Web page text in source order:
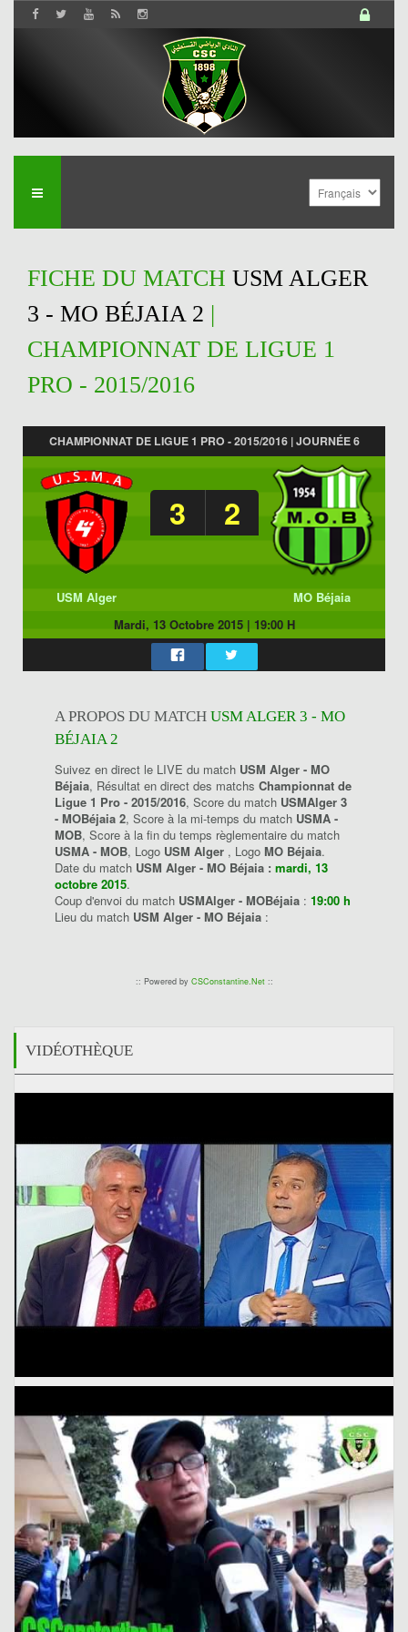
FICHE DU MATCH USM ALGER
3 - MO BÉJAIA 2 |
CHAMPIONNAT DE LIGUE 1
PRO - 2015/2016
CHAMPIONNAT DE LIGUE 1 PRO - 2015/2016 | JOURNÉE 6
3 2
USM Alger
MO Béjaia
Mardi, 13 Octobre 2015| 19:00 H
A PROPOS DU MATCH USM ALGER 3 - MO
BÉJAIA 2
Suivez en direct le LIVE du match USM Alger - MO
Béjaia, Résultat en direct des matchs Championnat de
Ligue 1 Pro - 2015/2016, Score du match USMAlger 3
- MOBéjaia 2, Score à la mi-temps du match USMA -
MOB, Score à la fin du temps règlementaire du match
USMA - MOB, Logo USM Alger , Logo MO Béjaia.
Date du match USM Alger - MO Béjaia : mardi, 13
octobre 2015.
Coup d'envoi du match USMAlger - MOBéjaia : 19:00 h
Lieu du match USM Alger - MO Béjaia :
:: Powered by CSConstantine.Net::
VIDÉOTHÈQUE